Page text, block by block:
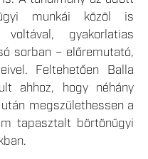
munkái közöl is
gyakorlatias
sorban – előremutató,
Feltehetően Balla
ahhoz, hogy néhány
megszülethessen a
tapasztalt börtönügyi